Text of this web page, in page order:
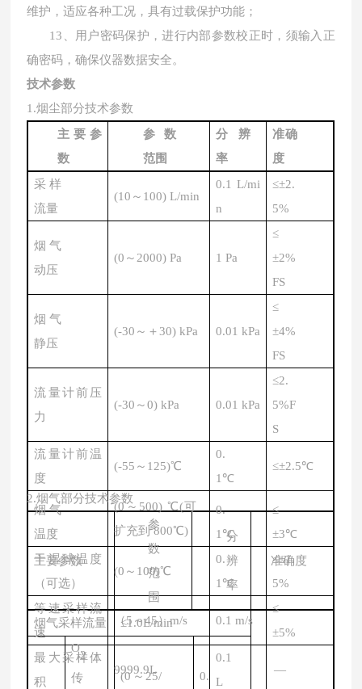
维护，适应各种工况，具有过载保护功能；
13、
用户密码保护，进行内部参数校正时，须输入正
确密码，确保仪器数据安全。
技术参数
1.烟尘部分技术参数
主要参
数
参数
范围
分辨
率
准确
度
采样
流量
(10 ～ 100) L/min
0.1 L/mi
n
≤±2.
5%
烟气
动压
(0 ～ 2000) Pa 1 Pa
≤
±2%
FS
烟气
静压
(-30 ～＋30) kPa 0.01 kPa
≤
±4%
FS
流量计前压
力
(-30 ～0) kPa 0.01 kPa
≤2.
5%F
S
流量计前温
度
(-55 ～ 125)℃
0.
1 ℃
≤±2.5℃
烟气
温度
(0～ 500) ℃(可
扩充到800℃)
0.
1 ℃
≤
±3℃
干湿球温度
（可选）
(0 ～ 100)℃
0.
1 ℃
≤±1.
5%
等速采样流
速
（5 ～45）m/s 0.1 m/s
≤
±5%
最大采样体
积
9999.9L
0.1
L
—
2.烟气部分技术参数
主要参数
参
数
范
围
分
辨
率
准确度
烟气采样流量 ≤1.0L/min
O
2
传
(0～25/
0.